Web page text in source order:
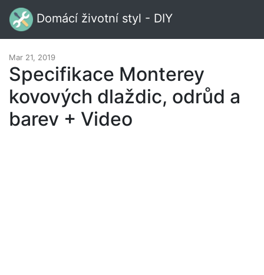
Domácí životní styl - DIY
Mar 21, 2019
Specifikace Monterey
kovových dlaždic, odrůd a
barev + Video